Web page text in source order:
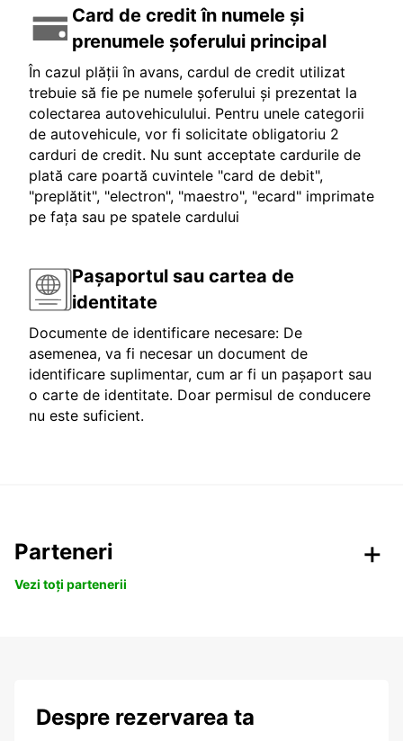
Card de credit în numele și
prenumele șoferului principal
În cazul plății în avans, cardul de credit utilizat
trebuie să fie pe numele șoferului și prezentat la
colectarea autovehiculului. Pentru unele categorii
de autovehicule, vor fi solicitate obligatoriu 2
carduri de credit. Nu sunt acceptate cardurile de
plată care poartă cuvintele "card de debit",
"preplătit", "electron", "maestro", "ecard" imprimate
pe fața sau pe spatele cardului
Pașaportul sau cartea de
identitate
Documente de identificare necesare: De
asemenea, va fi necesar un document de
identificare suplimentar, cum ar fi un pașaport sau
o carte de identitate. Doar permisul de conducere
nu este suficient.
Parteneri
Vezi toți partenerii
Despre rezervarea ta